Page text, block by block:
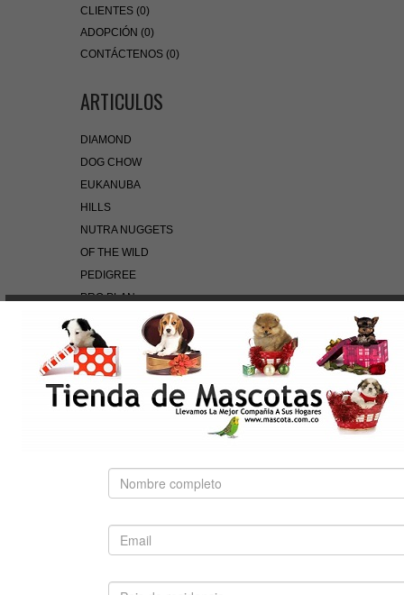
CLIENTES (0)
ADOPCIÓN (0)
CONTÁCTENOS (0)
ARTICULOS
DIAMOND
DOG CHOW
EUKANUBA
HILLS
NUTRA NUGGETS
OF THE WILD
PEDIGREE
PRO PLAN
ROYAL CANIN
BÚSQUEDA RÁPIDA
Use palabras clave para encontrar el producto que
busca.
SUGERIDO